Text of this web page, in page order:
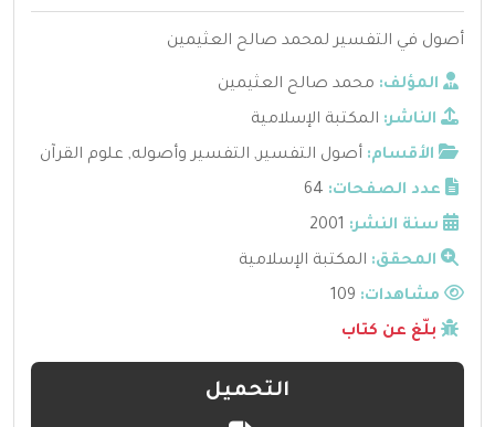
أصول في التفسير لمحمد صالح العثيمين
المؤلف: محمد صالح العثيمين
الناشر: المكتبة الإسلامية
الأقسام: أصول التفسير, التفسير وأصوله, علوم القرآن
عدد الصفحات: 64
سنة النشر: 2001
المحقق: المكتبة الإسلامية
مشاهدات:
بلّغ عن كتاب
التحميل